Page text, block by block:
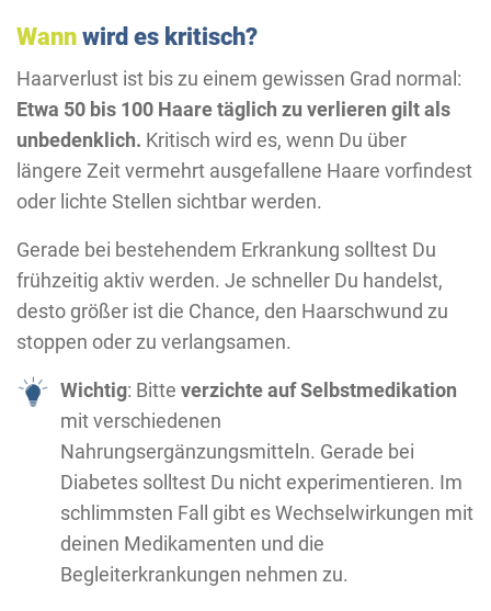
Wann wird es kritisch?
Haarverlust ist bis zu einem gewissen Grad normal:
Etwa 50 bis 100 Haare täglich zu verlieren gilt als
unbedenklich. Kritisch wird es, wenn Du über
längere Zeit vermehrt ausgefallene Haare vorfindest
oder lichte Stellen sichtbar werden.
Gerade bei bestehendem Erkrankung solltest Du
frühzeitig aktiv werden. Je schneller Du handelst,
desto größer ist die Chance, den Haarschwund zu
stoppen oder zu verlangsamen.
Wichtig: Bitte verzichte auf Selbstmedikation
mit verschiedenen
Nahrungsergänzungsmitteln. Gerade bei
Diabetes solltest Du nicht experimentieren. Im
schlimmsten Fall gibt es Wechselwirkungen mit
deinen Medikamenten und die
Begleiterkrankungen nehmen zu.